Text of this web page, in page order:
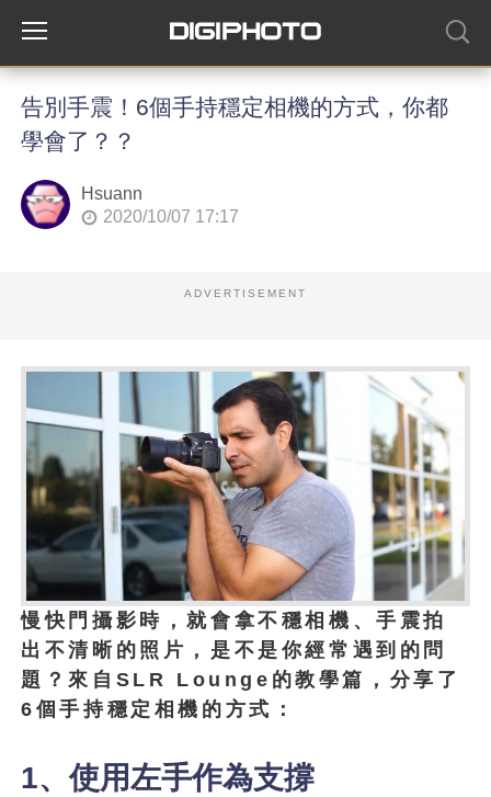
告別手震！6個手持穩定相機的方式，你都
學會了？？
Hsuann
2020/10/07 17:17
ADVERTISEMENT
慢快門攝影時，就會拿不穩相機、手震拍
出不清晰的照片，是不是你經常遇到的問
題？來自SLR Lounge的教學篇，分享了
6個手持穩定相機的方式：
1、使用左手作為支撐